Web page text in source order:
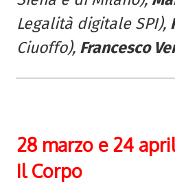
Legalità digitale SPI),
Ciuoffo), Francesco
28 marzo e 24
Il Corpo